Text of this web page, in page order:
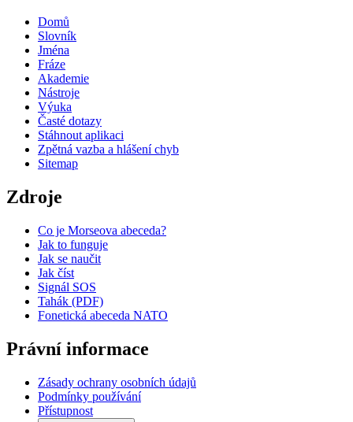
Domů
Slovník
Jména
Fráze
Akademie
Nástroje
Výuka
Časté dotazy
Stáhnout aplikaci
Zpětná vazba a hlášení chyb
Sitemap
Zdroje
Co je Morseova abeceda?
Jak to funguje
Jak se naučit
Jak číst
Signál SOS
Tahák (PDF)
Fonetická abeceda NATO
Právní informace
Zásady ochrany osobních údajů
Podmínky používání
Přístupnost